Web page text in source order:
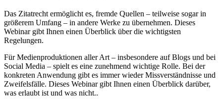
Das Zitatrecht ermöglicht es, fremde Quellen – teilweise sogar in
größerem Umfang – in andere Werke zu übernehmen. Dieses
Webinar gibt Ihnen einen Überblick über die wichtigsten
Regelungen.
Für Medienproduktionen aller Art – insbesondere auf Blogs und bei
Social Media – spielt es eine zunehmend wichtige Rolle. Bei der
konkreten Anwendung gibt es immer wieder Missverständnisse und
Zweifelsfälle. Dieses Webinar gibt Ihnen einen Überblick darüber,
was erlaubt ist und was nicht..